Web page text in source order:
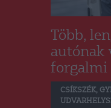
Több,
autónak
forgalmi
CSÍKSZÉK,